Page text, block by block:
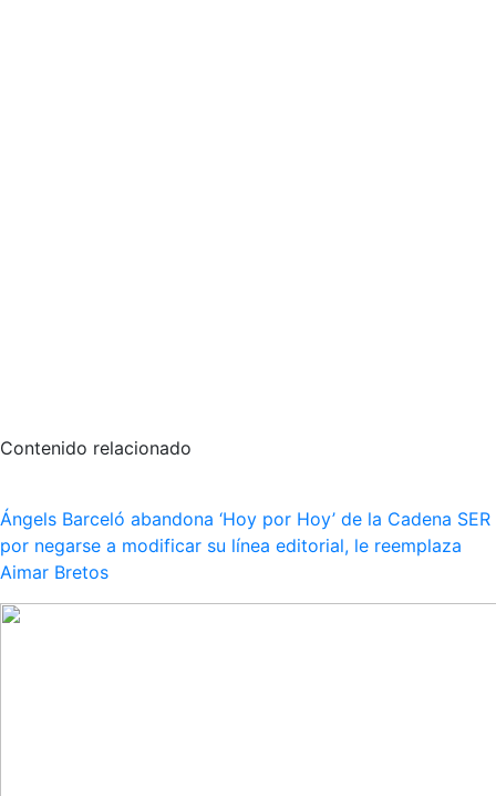
Contenido relacionado
Ángels Barceló abandona ‘Hoy por Hoy’ de la Cadena SER
por negarse a modificar su línea editorial, le reemplaza
Aimar Bretos